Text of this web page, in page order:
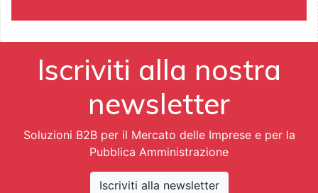
Iscriviti alla nostra
newsletter
Soluzioni B2B per il Mercato delle Imprese e per la
Pubblica Amministrazione
Iscriviti alla newsletter